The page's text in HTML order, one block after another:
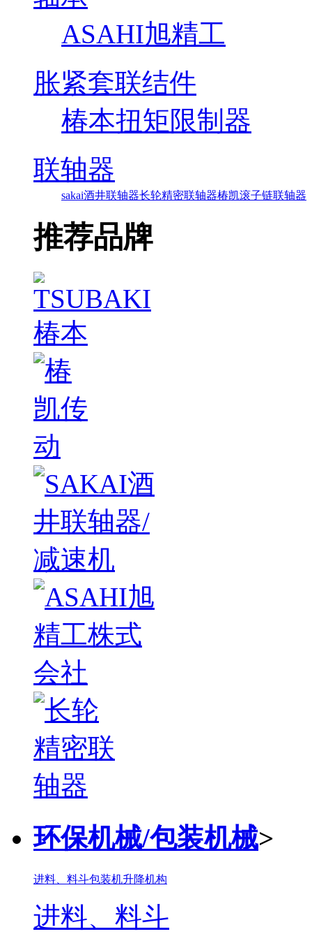
ASAHI旭精工
胀紧套联结件
椿本扭矩限制器
联轴器
sakai酒井联轴器长轮精密联轴器椿凯滚子链联轴器
推荐品牌
环保机械/包装机械>
进料、料斗包装机升降机构
进料、料斗